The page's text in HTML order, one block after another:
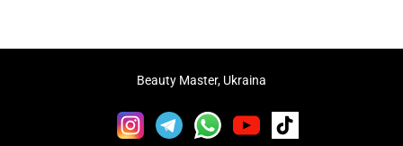
Beauty Master, Ukraina